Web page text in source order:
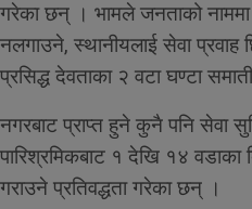
गरेका छन् । भामले जनताको
नलगाउने, स्थानीयलाई सेवा प्रवाह
प्रसिद्ध देवताका २ वटा घण्टा
नगरबाट प्राप्त हुने कुनै पनि सेवा
पारिश्रमिकबाट १ देखि १४ वडाका
गराउने प्रतिवद्धता गरेका छन् ।